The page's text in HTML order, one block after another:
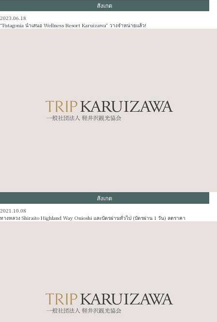
สังเกต
2023.06.18
“Patagonia นำเสนอ Wellness Resort Karuizawa” วางจำหน่ายแล้ว!
สังเกต
2021.10.08
ทางหลวง Shiraito Highland Way Onioshi และบัตรผ่านทั่วไป (บัตรผ่าน 1 วัน) ลดราคา